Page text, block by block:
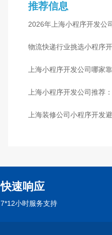
推荐信息
2026年上海小程序开发公
物流快递行业挑选小程序
心
上海小程序开发公司哪家
上海小程序开发公司推荐
上海装修公司小程序开发
快速响应
7*12小时服务支持